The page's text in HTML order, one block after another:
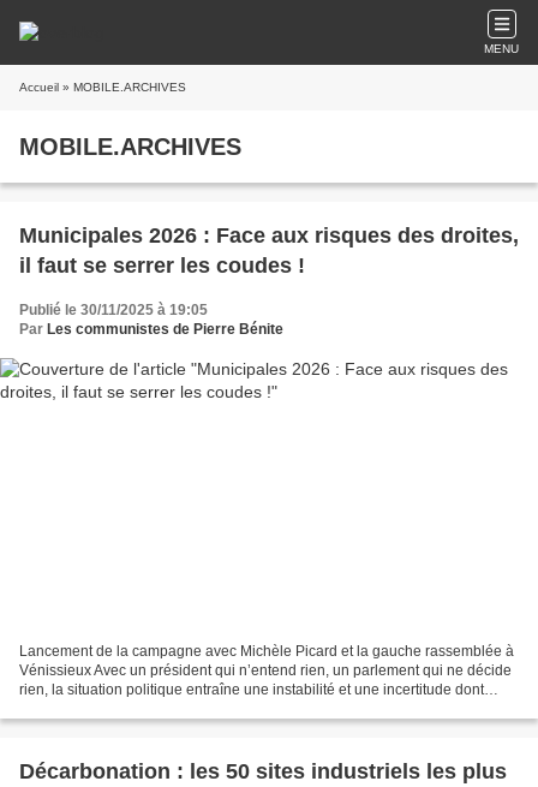
MENU
Accueil » MOBILE.ARCHIVES
MOBILE.ARCHIVES
Municipales 2026 : Face aux risques des droites,
il faut se serrer les coudes !
Publié le 30/11/2025 à 19:05
Par Les communistes de Pierre Bénite
Lancement de la campagne avec Michèle Picard et la gauche rassemblée à
Vénissieux Avec un président qui n’entend rien, un parlement qui ne décide
rien, la situation politique entraîne une instabilité et une incertitude dont
Décarbonation : les 50 sites industriels les plus